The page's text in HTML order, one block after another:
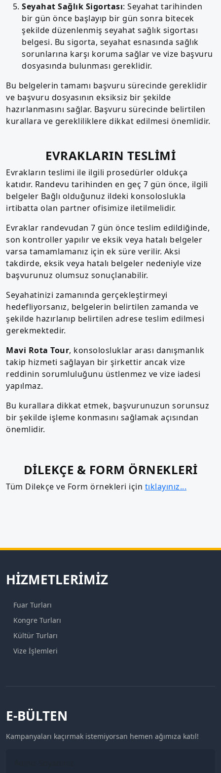
Seyahat Sağlık Sigortası: Seyahat tarihinden
bir gün önce başlayıp bir gün sonra bitecek
şekilde düzenlenmiş seyahat sağlık sigortası
belgesi. Bu sigorta, seyahat esnasında sağlık
sorunlarına karşı koruma sağlar ve vize başvuru
dosyasında bulunması gereklidir.
Bu belgelerin tamamı başvuru sürecinde gereklidir
ve başvuru dosyasının eksiksiz bir şekilde
hazırlanmasını sağlar. Başvuru sürecinde belirtilen
kurallara ve gerekliliklere dikkat edilmesi önemlidir.
EVRAKLARIN TESLİMİ
Evrakların teslimi ile ilgili prosedürler oldukça
katıdır. Randevu tarihinden en geç 7 gün önce, ilgili
belgeler Bağlı olduğunuz ildeki konsoloslukla
irtibatta olan partner ofisimize iletilmelidir.
Evraklar randevudan 7 gün önce teslim edildiğinde,
son kontroller yapılır ve eksik veya hatalı belgeler
varsa tamamlamanız için ek süre verilir. Aksi
takdirde, eksik veya hatalı belgeler nedeniyle vize
başvurunuz olumsuz sonuçlanabilir.
Seyahatinizi zamanında gerçekleştirmeyi
hedefliyorsanız, belgelerin belirtilen zamanda ve
şekilde hazırlanıp belirtilen adrese teslim edilmesi
gerekmektedir.
Mavi Rota Tour, konsolosluklar arası danışmanlık
takip hizmeti sağlayan bir şirkettir ancak vize
reddinin sorumluluğunu üstlenmez ve vize iadesi
yapılmaz.
Bu kurallara dikkat etmek, başvurunuzun sorunsuz
bir şekilde işleme konmasını sağlamak açısından
önemlidir.
DİLEKÇE & FORM ÖRNEKLERİ
Tüm Dilekçe ve Form örnekleri için tıklayınız...
HIZMETLERIMIZ
Fuar Turları
Kongre Turları
Kültür Turları
Vize İşlemleri
E-BÜLTEN
Kampanyaları kaçırmak istemiyorsan hemen ağımıza katıl!